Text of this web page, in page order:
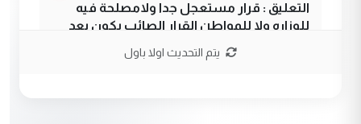
التعليق : قرار مستعجل جدا ولامصلحة فيه
للوزاره ولا للمواطن القرار الصائب يكون بعد
يتم التحديث اولا باول